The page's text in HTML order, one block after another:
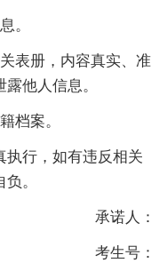
。
表册，内容真实、准
他人信息。
档案。
执行，如有违反相关
。
承诺人：
考生号：